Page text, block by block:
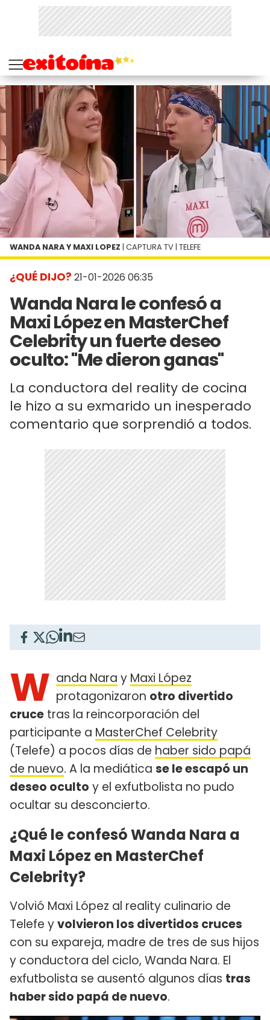
¿QUÉ DIJO? 21-01-2026 06:35
Wanda Nara le confesó a
Maxi López en MasterChef
Celebrity un fuerte deseo
oculto: "Me dieron ganas"
La conductora del reality de cocina
le hizo a su exmarido un inesperado
comentario que sorprendió a todos.
WANDA NARA Y MAXI LOPEZ | CAPTURA TV | TELEFE
W anda Nara y Maxi López
protagonizaron otro divertido
cruce tras la reincorporación del
participante a MasterChef Celebrity
(Telefe) a pocos días de haber sido papá
de nuevo. A la mediática se le escapó un
deseo oculto y el exfutbolista no pudo
ocultar su desconcierto.
¿Qué le confesó Wanda Nara a
Maxi López en MasterChef
Celebrity?
Volvió Maxi López al reality culinario de
Telefe yvolvieron los divertidos cruces
con su expareja, madre de tres de sus hijos
y conductora del ciclo, Wanda Nara. El
exfutbolista se ausentó algunos días tras
haber sido papá de nuevo.